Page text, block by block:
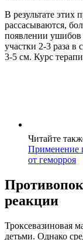
В результате этих
рассасываются,
появлении ушибов
участки 2-3 раза в
3-5 см. Курс
Читайте
Применение
от геморроя
реакции
Троксевазиновая
детьми. Однако